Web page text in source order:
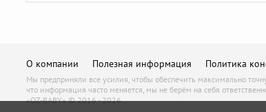
О компании Полезная информация Политика
Мы предприняли все усилия, чтобы обеспечить максимально
что информация часто меняется, мы не берём на себя
«OZ-BABY» © 2016 - 2026